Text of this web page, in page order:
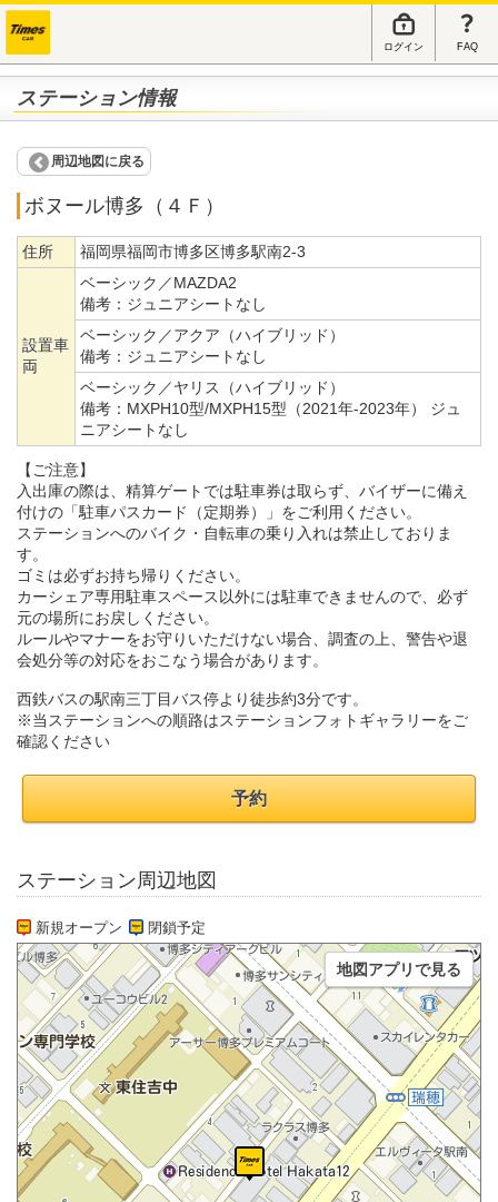
ログイン FAQ
ステーション情報
周辺地図に戻る
ボヌール博多（４Ｆ）
住所 福岡県福岡市博多区博多駅南2-3
設置車
両
ベーシック／MAZDA2
備考： ジュニアシートなし
ベーシック／アクア（ハイブリッド）
備考： ジュニアシートなし
ベーシック／ヤリス（ハイブリッド）
備考： MXPH10型/MXPH15型（2021年-2023年） ジュ
ニアシートなし
【ご注意】
入出庫の際は、精算ゲートでは駐車券は取らず、バイザーに備え
付けの「駐車パスカード（定期券）」をご利用ください。
ステーションへのバイク・自転車の乗り入れは禁止しておりま
す。
ゴミは必ずお持ち帰りください。
カーシェア専用駐車スペース以外には駐車できませんので、必ず
元の場所にお戻しください。
ルールやマナーをお守りいただけない場合、調査の上、警告や退
会処分等の対応をおこなう場合があります。
西鉄バスの駅南三丁目バス停より徒歩約3分です。
※当ステーションへの順路はステーションフォトギャラリーをご
確認ください
予約
ステーション周辺地図
新規オープン 閉鎖予定
地図アプリで見る